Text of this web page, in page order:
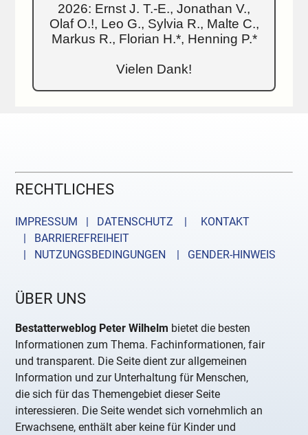
2026: Ernst J. T.-E., Jonathan V.,
Olaf O.!, Leo G., Sylvia R., Malte C.,
Markus R., Florian H.*, Henning P.*
Vielen Dank!
RECHTLICHES
IMPRESSUM | DATENSCHUTZ |
KONTAKT
| BARRIEREFREIHEIT
| NUTZUNGSBEDINGUNGEN
| GENDER-HINWEIS
ÜBER UNS
Bestatterweblog Peter Wilhelm bietet die besten
Informationen zum Thema. Fachinformationen, fair
und transparent. Die Seite dient zur allgemeinen
Information und zur Unterhaltung für Menschen,
die sich für das Themengebiet dieser Seite
interessieren. Die Seite wendet sich vornehmlich an
Erwachsene, enthält aber keine für Kinder und